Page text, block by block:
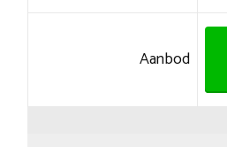
Aanbod